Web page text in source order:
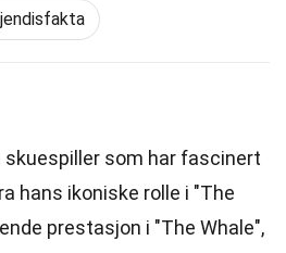
skuespiller som har fascinert
hans ikoniske rolle i "The
prestasjon i "The Whale",